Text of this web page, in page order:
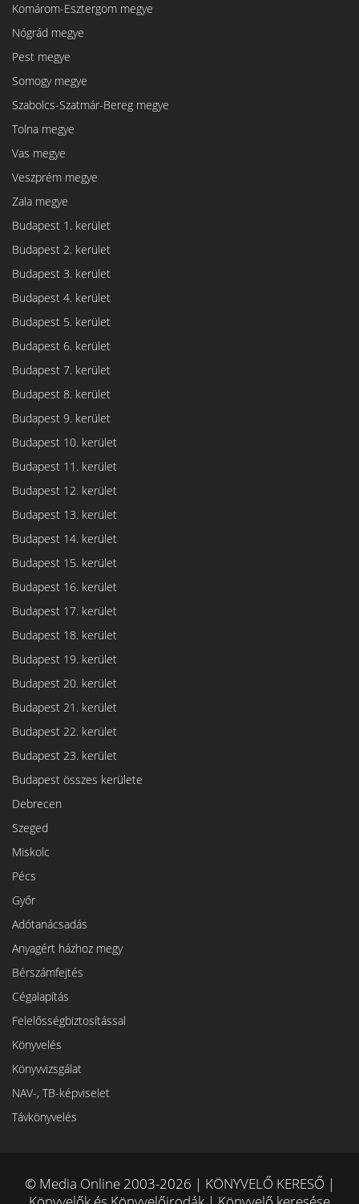
Komárom-Esztergom megye
Nógrád megye
Pest megye
Somogy megye
Szabolcs-Szatmár-Bereg megye
Tolna megye
Vas megye
Veszprém megye
Zala megye
Budapest 1. kerület
Budapest 2. kerület
Budapest 3. kerület
Budapest 4. kerület
Budapest 5. kerület
Budapest 6. kerület
Budapest 7. kerület
Budapest 8. kerület
Budapest 9. kerület
Budapest 10. kerület
Budapest 11. kerület
Budapest 12. kerület
Budapest 13. kerület
Budapest 14. kerület
Budapest 15. kerület
Budapest 16. kerület
Budapest 17. kerület
Budapest 18. kerület
Budapest 19. kerület
Budapest 20. kerület
Budapest 21. kerület
Budapest 22. kerület
Budapest 23. kerület
Budapest összes kerülete
Debrecen
Szeged
Miskolc
Pécs
Győr
Adótanácsadás
Anyagért házhoz megy
Bérszámfejtés
Cégalapítás
Felelősségbiztosítással
Könyvelés
Könyvvizsgálat
NAV-, TB-képviselet
Távkönyvelés
© Media Online 2003-2026 | KÖNYVELŐ KERESŐ |